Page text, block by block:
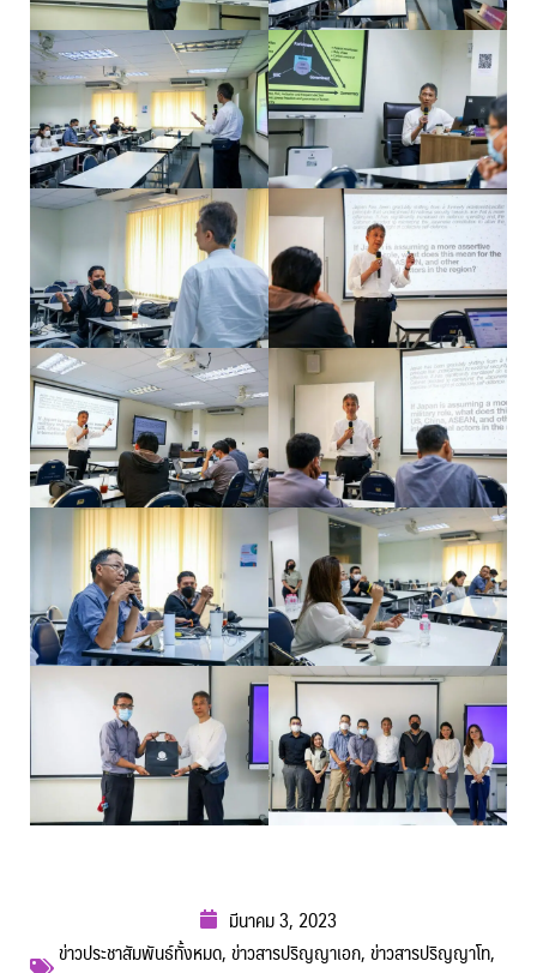
มีนาคม 3, 2023
ข่าวประชาสัมพันธ์ทั้งหมด,ข่าวสารปริญญาเอก,ข่าวสารปริญญาโท,